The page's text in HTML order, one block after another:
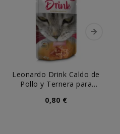
Leonardo Drink Caldo de
Pollo y Ternera para
0,80 €